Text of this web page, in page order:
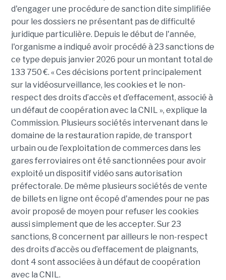
d'engager une procédure de sanction dite simplifiée
pour les dossiers ne présentant pas de difficulté
juridique particulière. Depuis le début de l'année,
l'organisme a indiqué avoir procédé à 23 sanctions de
ce type depuis janvier 2026 pour un montant total de
133 750 €. « Ces décisions portent principalement
sur la vidéosurveillance, les cookies et le non-
respect des droits d’accès et d’effacement, associé à
un défaut de coopération avec la CNIL », explique la
Commission. Plusieurs sociétés intervenant dans le
domaine de la restauration rapide, de transport
urbain ou de l’exploitation de commerces dans les
gares ferroviaires ont été sanctionnées pour avoir
exploité un dispositif vidéo sans autorisation
préfectorale. De même plusieurs sociétés de vente
de billets en ligne ont écopé d'amendes pour ne pas
avoir proposé de moyen pour refuser les cookies
aussi simplement que de les accepter. Sur 23
sanctions, 8 concernent par ailleurs le non-respect
des droits d’accès ou d’effacement de plaignants,
dont 4 sont associées à un défaut de coopération
avec la CNIL.